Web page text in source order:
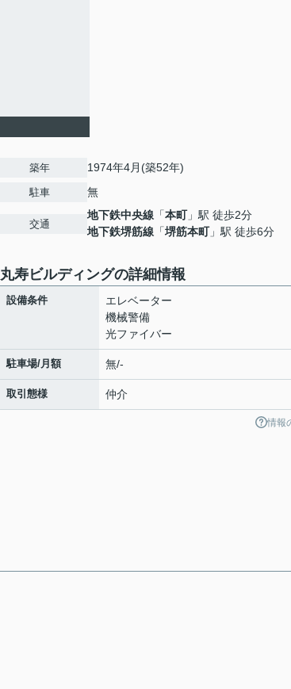
築年 1974年4月(築52年)
駐車 無
交通
地下鉄中央線 「本町」駅 徒歩2分
地下鉄堺筋線 「堺筋本町」駅 徒歩6分
丸寿ビルディングの詳細情報
設備条件
エレベーター
機械警備
光ファイバー
駐車場/月額 無/-
取引態様 仲介
情報